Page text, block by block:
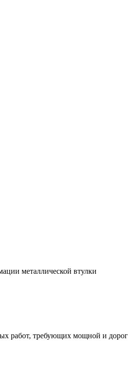
металлической втулки
работ, требующих мощной и